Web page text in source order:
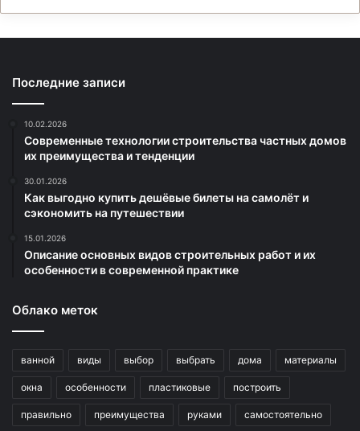
Последние записи
10.02.2026
Современные технологии строительства частных домов
их преимущества и тенденции
30.01.2026
Как выгодно купить дешёвые билеты на самолёт и
сэкономить на путешествии
15.01.2026
Описание основных видов строительных работ и их
особенности в современной практике
Облако меток
ванной виды выбор выбрать дома материалы
окна особенности пластиковые построить
правильно преимущества руками самостоятельно